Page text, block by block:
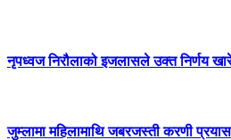
नृपध्वज निरौलाको इजलासले उक्त निर्णय
जुम्लामा महिलामाथि जबरजस्ती करणी